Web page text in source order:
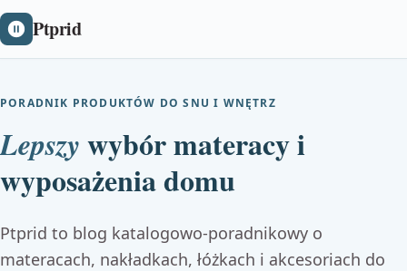
Ptprid
PORADNIK PRODUKTÓW DO SNU I WNĘTRZ
Lepszy wybór materacy i
wyposażenia domu
Ptprid to blog katalogowo-poradnikowy o
materacach, nakładkach, łóżkach i akcesoriach do